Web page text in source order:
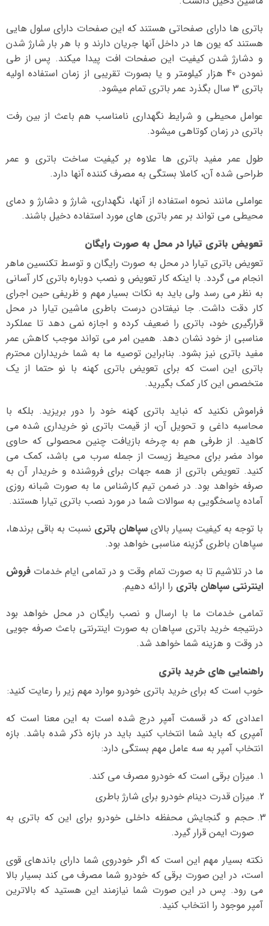
باتری ها دارای صفحاتی هستند که این صفحات دارای سلول هایی
هستند که یون ها در داخل آنها جریان دارند و با هر بار شارژ شدن
و دشارژ شدن کیفیت این صفحات افت پیدا میکند. پس از طی
نمودن 40 هزار کیلومتر و یا بصورت تقریبی از زمان استفاده اولیه
باتری 3 سال بگذرد عمر باتری تمام میشود.
عوامل محیطی و شرایط نگهداری نامناسب هم باعث از بین رفت
باتری در زمان کوتاهی میشود.
طول عمر مفید باتری ها علاوه بر کیفیت ساخت باتری و عمر
طراحی شده آن، کاملا بستگی به مصرف کننده آنها دارد.
عواملی مانند نحوه استفاده از آنها، نگهداری، شارژ و دشارژ و دمای
محیطی می تواند بر عمر باتری های مورد استفاده دخیل باشند.
تعویض باتری تیارا در محل به صورت رایگان
تعویض باتری تیارا در محل به صورت رایگان و توسط تکنسین ماهر
انجام می گردد. با اینکه کار تعویض و نصب دوباره باتری کار آسانی
به نظر می رسد ولی باید به نکات بسیار مهم و ظریفی حین اجرای
کار دقت داشت. جا نیفتادن درست باطری ماشین تیارا در محل
قرارگیری خود، باتری را ضعیف کرده و اجازه نمی دهد تا عملکرد
مناسبی از خود نشان دهد. همین امر می تواند موجب کاهش عمر
مفید باتری نیز بشود. بنابراین توصیه ما به شما خریداران محترم
باتری این است که برای تعویض باتری کهنه با نو حتما از یک
متخصص این کار کمک بگیرید.
فراموش نکنید که نباید باتری کهنه خود را دور بریزید. بلکه با
محاسبه داغی و تحویل آن، از قیمت باتری نو خریداری شده می
کاهید. از طرفی هم به چرخه بازیافت چنین محصولی که حاوی
مواد مضر برای محیط زیست از جمله سرب می باشد، کمک می
کنید. تعویض باتری از همه جهات برای فروشنده و خریدار آن به
صرفه خواهد بود. در ضمن تیم کارشناس ما به صورت شبانه روزی
آماده پاسخگویی به سوالات شما در مورد نصب باتری تیارا هستند.
با توجه به کیفیت بسیار بالای سپاهان باتری نسبت به باقی برندها،
سپاهان باطری گزینه مناسبی خواهد بود.
ما در تلاشیم تا به صورت تمام وقت و در تمامی ایام خدمات فروش
اینترنتی سپاهان باتری را ارائه دهیم.
تمامی خدمات ما با ارسال و نصب رایگان در محل خواهد بود
درنتیجه خرید باتری سپاهان به صورت اینترنتی باعث صرفه جویی
در وقت و هزینه شما خواهد شد.
راهنمایی های خرید باتری
خوب است که برای خرید باتری خودرو موارد مهم زیر را رعایت کنید:
اعدادی که در قسمت آمپر درج شده است به این معنا است که
آمپری که باید شما انتخاب کنید باید در بازه ذکر شده باشد. بازه
انتخاب آمپر به سه عامل مهم بستگی دارد:
میزان برقی است که خودرو مصرف می کند.
میزان قدرت دینام خودرو برای شارژ باطری
حجم و گنجایش محفظه داخلی خودرو برای این که باتری به
صورت ایمن قرار گیرد.
نکته بسیار مهم این است که اگر خودروی شما دارای باندهای قوی
است، در این صورت برقی که خودرو شما مصرف می کند بسیار بالا
می رود. پس در این صورت شما نیازمند این هستید که بالاترین
آمپر موجود را انتخاب کنید.